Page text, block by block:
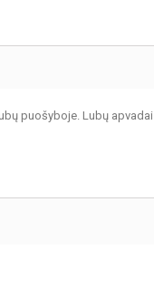
puošyboje. Lubų